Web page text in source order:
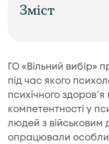
Зміст
ГО «Вільний вибір»
під час якого
психічного
компетентності у
людей з військовим
опрацювали